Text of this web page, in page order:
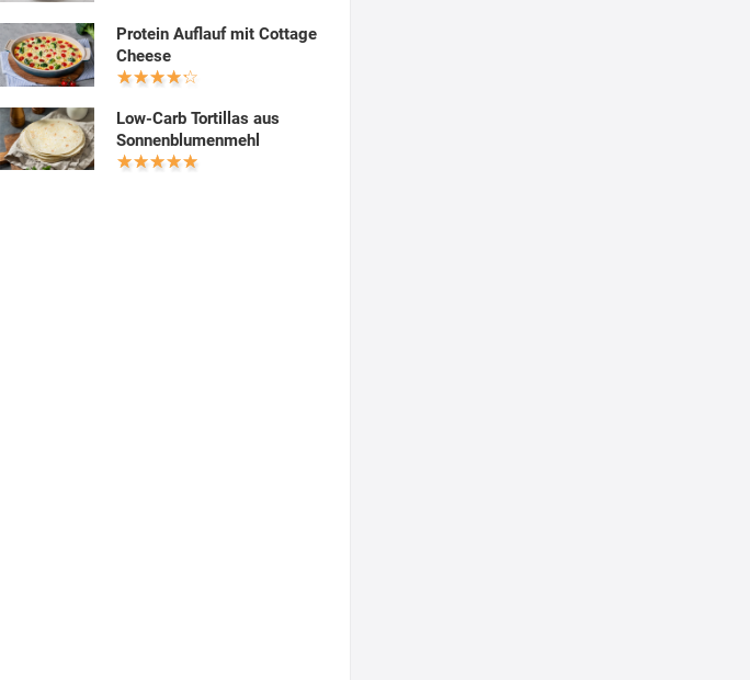
Protein Auflauf mit Cottage
Cheese
Low-Carb Tortillas aus
Sonnenblumenmehl